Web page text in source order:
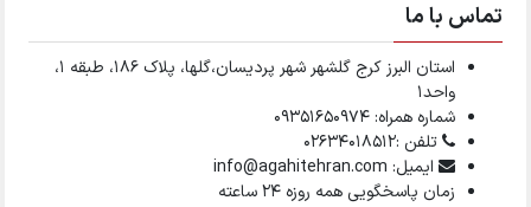
تماس با ما
استان البرز کرج گلشهر شهر پردیسان،گلها، پلاک ۱۸۶، طبقه ۱،
واحد1
شماره همراه: 09351650974
تلفن :02634018512
ایمیل: info@agahitehran.com
زمان پاسخگویی همه روزه 24 ساعته